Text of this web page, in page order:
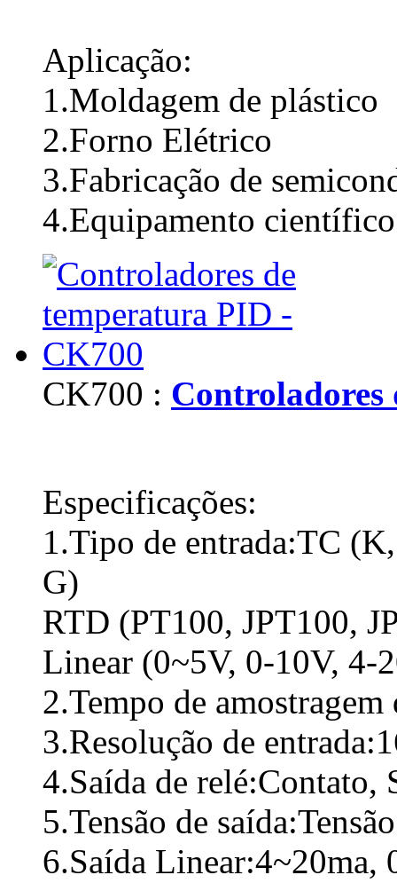
Aplicação:
1.Moldagem de plástico
2.Forno Elétrico
3.Fabricação de
4.Equipamento científico
CK700 :
Especificações:
1.Tipo de entrada:TC
G)
RTD (PT100, JPT100,
Linear (0~5V, 0-10V, 4-
2.Tempo de
3.Resolução de
4.Saída de relé:Contato,
5.Tensão de
6.Saída Linear:4~20ma,